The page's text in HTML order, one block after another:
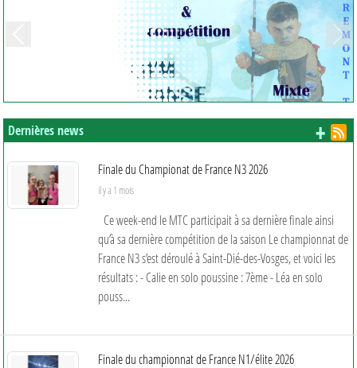
Next
Dernières news
Finale du Championat de France N3 2026
il y a 1 mois
Ce week-end le MTC participait à sa dernière finale ainsi
qu’à sa dernière compétition de la saison Le championnat de
France N3 s’est déroulé à Saint-Dié-des-Vosges, et voici les
résultats : - Calie en solo poussine : 7ème - Léa en solo
pouss...
Finale du championnat de France N1/élite 2026
+